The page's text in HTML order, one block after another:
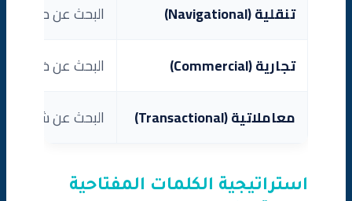
تنقلية (Navigational)
البحث عن موقع
تجارية (Commercial)
البحث عن خيارات
معاملاتية (Transactional)
البحث عن شراء أو
استراتيجية الكلمات المفتاحية